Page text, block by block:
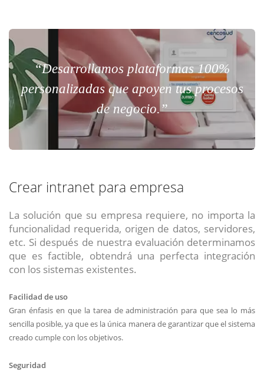
“Desarrollamos plataformas 100%
personalizadas que apoyen tus procesos
de negocio.”
Crear intranet para empresa
La solución que su empresa requiere, no importa la
funcionalidad requerida, origen de datos, servidores,
etc. Si después de nuestra evaluación determinamos
que es factible, obtendrá una perfecta integración
con los sistemas existentes.
Facilidad de uso
Gran énfasis en que la tarea de administración para que sea lo más
sencilla posible, ya que es la única manera de garantizar que el sistema
creado cumple con los objetivos.
Seguridad